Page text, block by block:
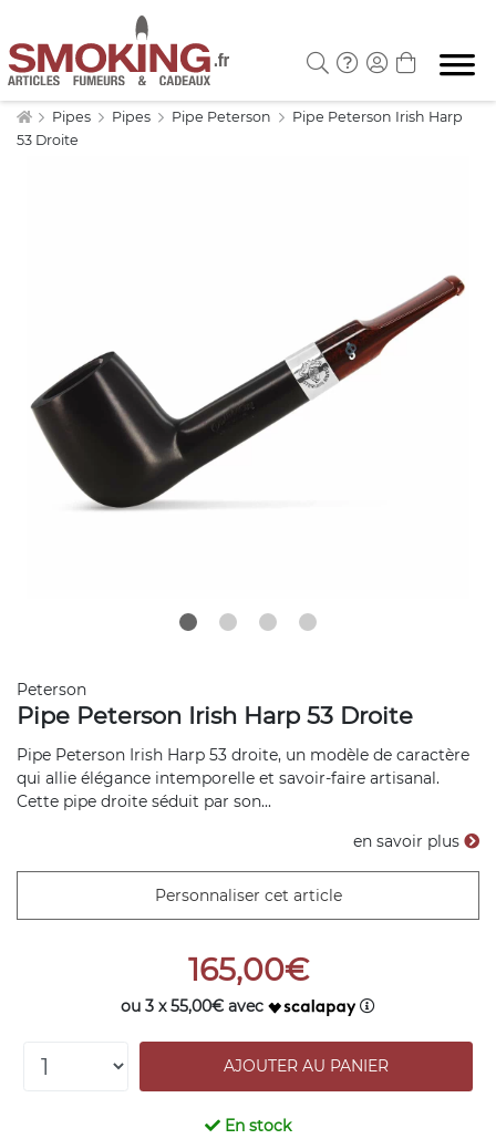
Pipes Pipes Pipe Peterson
Pipe Peterson Irish Harp
53 Droite
Peterson
Pipe Peterson Irish Harp 53 Droite
Pipe Peterson Irish Harp 53 droite, un modèle de caractère
qui allie élégance intemporelle et savoir-faire artisanal.
Cette pipe droite séduit par son...
en savoir plus
Personnaliser cet article
165,00€
ou 3 x 55,00€ avec
En stock